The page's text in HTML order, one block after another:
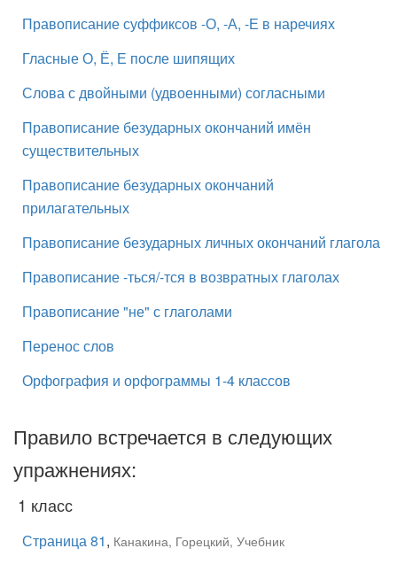
Правописание суффиксов -О, -А, -Е в наречиях
Гласные О, Ё, Е после шипящих
Слова с двойными (удвоенными) согласными
Правописание безударных окончаний имён
существительных
Правописание безударных окончаний
прилагательных
Правописание безударных личных окончаний глагола
Правописание -ться/-тся в возвратных глаголах
Правописание "не" с глаголами
Перенос слов
Орфография и орфограммы 1-4 классов
Правило встречается в следующих
упражнениях:
1 класс
Страница 81, Канакина, Горецкий, Учебник